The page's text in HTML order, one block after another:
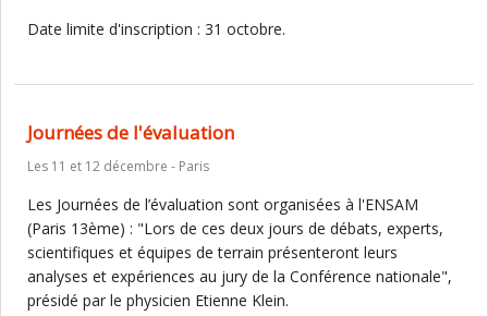
Date limite d'inscription : 31 octobre.
Journées de l'évaluation
Les 11 et 12 décembre - Paris
Les Journées de l’évaluation sont organisées à l'ENSAM
(Paris 13ème) : "Lors de ces deux jours de débats, experts,
scientifiques et équipes de terrain présenteront leurs
analyses et expériences au jury de la Conférence nationale",
présidé par le physicien Etienne Klein.